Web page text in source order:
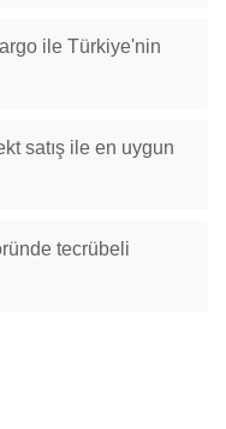
ile Türkiye'nin
satış ile en uygun
tecrübeli